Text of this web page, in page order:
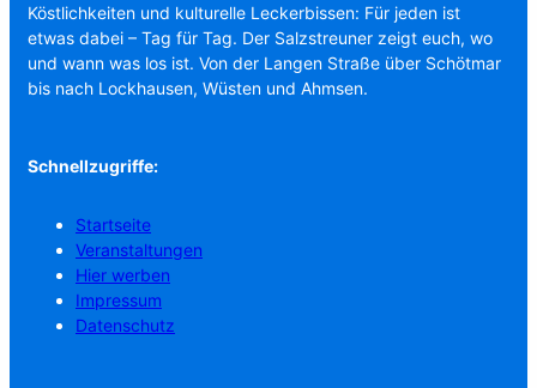
Köstlichkeiten und kulturelle Leckerbissen: Für jeden ist
etwas dabei – Tag für Tag. Der Salzstreuner zeigt euch, wo
und wann was los ist. Von der Langen Straße über Schötmar
bis nach Lockhausen, Wüsten und Ahmsen.
Schnellzugriffe:
Startseite
Veranstaltungen
Hier werben
Impressum
Datenschutz